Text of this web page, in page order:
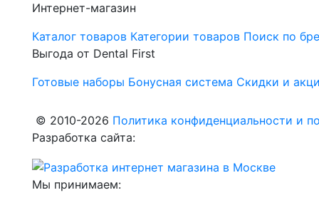
Интернет-магазин
Каталог товаров Категории товаров Поиск по
Выгода от Dental First
Готовые наборы Бонусная система Скидки и
© 2010-2026 Политика конфиденциальности и
Разработка сайта:
Мы принимаем: